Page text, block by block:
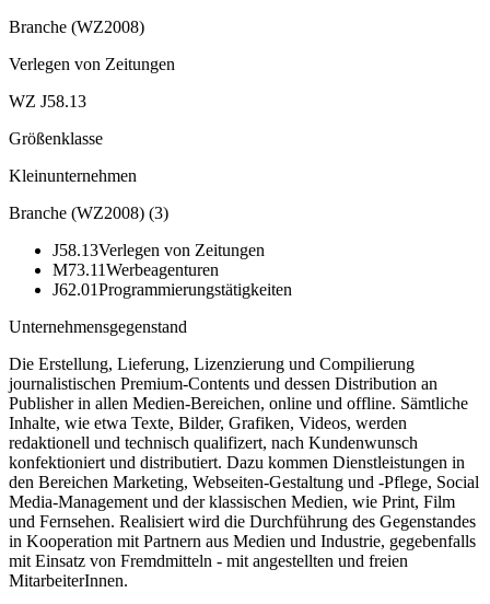
Branche (WZ2008)
Verlegen von Zeitungen
WZ J58.13
Größenklasse
Kleinunternehmen
Branche (WZ2008) (3)
J58.13Verlegen von Zeitungen
M73.11Werbeagenturen
J62.01Programmierungstätigkeiten
Unternehmensgegenstand
Die Erstellung, Lieferung, Lizenzierung und Compilierung
journalistischen Premium-Contents und dessen Distribution an
Publisher in allen Medien-Bereichen, online und offline. Sämtliche
Inhalte, wie etwa Texte, Bilder, Grafiken, Videos, werden
redaktionell und technisch qualifizert, nach Kundenwunsch
konfektioniert und distributiert. Dazu kommen Dienstleistungen in
den Bereichen Marketing, Webseiten-Gestaltung und -Pflege, Social
Media-Management und der klassischen Medien, wie Print, Film
und Fernsehen. Realisiert wird die Durchführung des Gegenstandes
in Kooperation mit Partnern aus Medien und Industrie, gegebenfalls
mit Einsatz von Fremdmitteln - mit angestellten und freien
MitarbeiterInnen.